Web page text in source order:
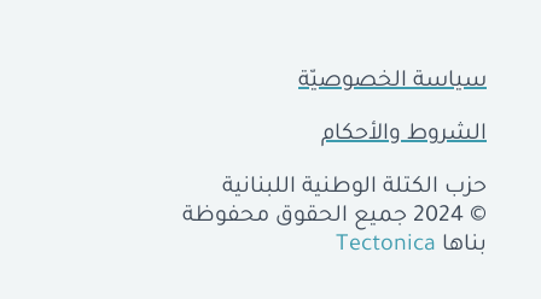
سياسة الخصوصيّة
الشروط والأحكام
حزب الكتلة الوطنية اللبنانية
© 2024 جميع الحقوق محفوظة
بناها Tectonica